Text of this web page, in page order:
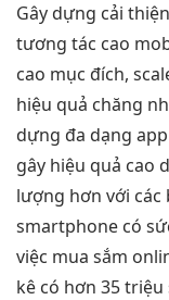
Gây dựng cải
tương tác cao
cao mục đích,
hiệu quả chăng
dựng đa dạng
gây hiệu quả cao
lượng hơn với các
smartphone có
việc mua sắm
kê có hơn 35